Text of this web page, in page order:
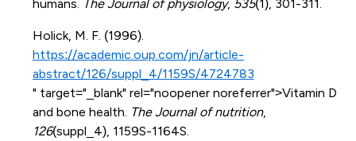
humans. The Journal of physiology, 535(1), 301-311.
Holick, M. F. (1996).
https://academic.oup.com/jn/article-
abstract/126/suppl_4/1159S/4724783
" target="_blank" rel="noopener noreferrer">Vitamin D
and bone health. The Journal of nutrition,
126(suppl_4), 1159S-1164S.